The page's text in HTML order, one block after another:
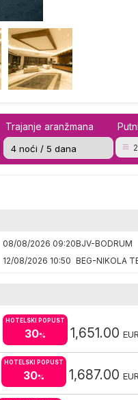
Trajanje aranžmana
08/08/2026 09:20BJV-BODRUM
12/08/2026 10:50 BEG-NIKOLA
HOTELSKI POPUST
30% 1,651.00 EUR
HOTELSKI POPUST
30% 1,687.00 EUR